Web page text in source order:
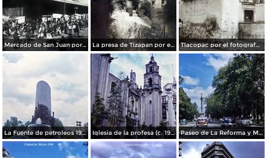
Mercado de San Juan por el fotografo Felix Miret La presa de Tizapan por el fotografo Fernando Kososky. ( Circulada el 22 de Diembre de 1910 ). Tlacopac por el fotografo Hugo Brehme.
La Fuente de petroleos 1950. Iglesia de la profesa (c. 1950) Paseo de La Reforma y Mto a La Independencia 1950